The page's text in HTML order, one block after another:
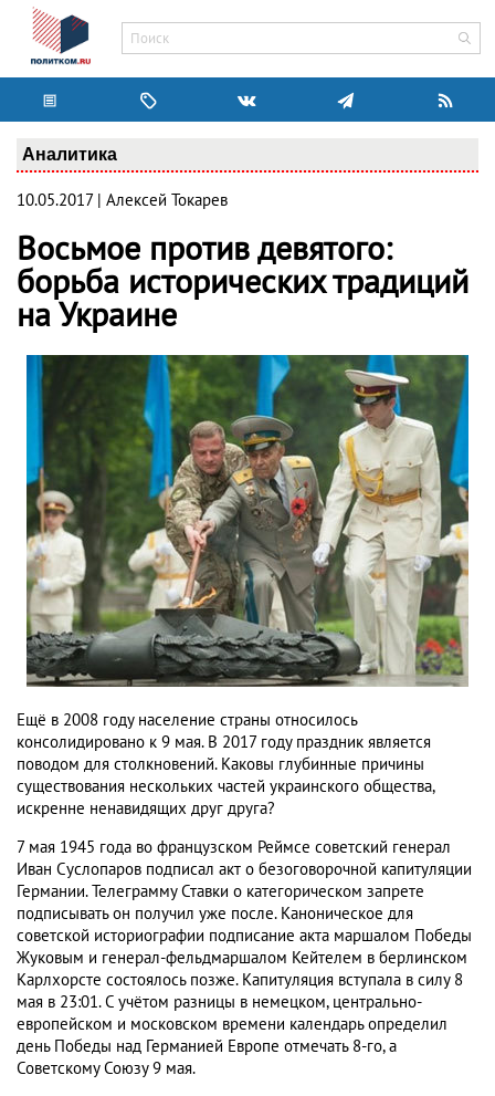
Аналитика
10.05.2017 | Алексей Токарев
Восьмое против девятого:
борьба исторических традиций
на Украине
Ещё в 2008 году население страны относилось
консолидировано к 9 мая. В 2017 году праздник является
поводом для столкновений. Каковы глубинные причины
существования нескольких частей украинского общества,
искренне ненавидящих друг друга?
7 мая 1945 года во французском Реймсе советский генерал
Иван Суслопаров подписал акт о безоговорочной капитуляции
Германии. Телеграмму Ставки о категорическом запрете
подписывать он получил уже после. Каноническое для
советской историографии подписание акта маршалом Победы
Жуковым и генерал-фельдмаршалом Кейтелем в берлинском
Карлхорсте состоялось позже. Капитуляция вступала в силу 8
мая в 23:01. С учётом разницы в немецком, центрально-
европейском и московском времени календарь определил
день Победы над Германией Европе отмечать 8-го, а
Советскому Союзу 9 мая.